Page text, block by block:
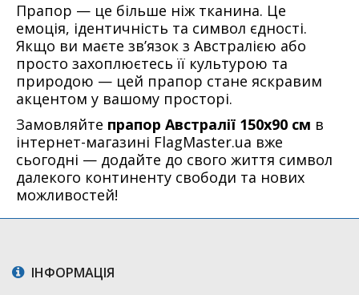
Прапор — це більше ніж тканина. Це
емоція, ідентичність та символ єдності.
Якщо ви маєте зв’язок з Австралією або
просто захоплюєтесь її культурою та
природою — цей прапор стане яскравим
акцентом у вашому просторі.
Замовляйте прапор Австралії 150х90 см в
інтернет-магазині FlagMaster.ua вже
сьогодні — додайте до свого життя символ
далекого континенту свободи та нових
можливостей!
ІНФОРМАЦІЯ